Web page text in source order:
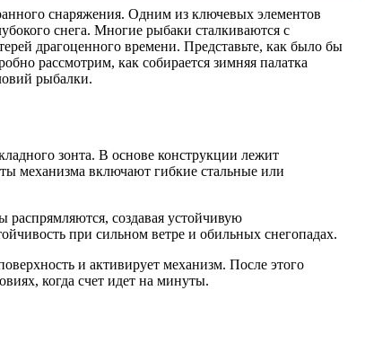
снаряжения. Одним из ключевых элементов
снега. Многие рыбаки сталкиваются с
драгоценного времени. Представьте, как было бы
рассмотрим, как собирается зимняя палатка
рыбалки.
зонта. В основе конструкции лежит
механизма включают гибкие стальные или
распрямляются, создавая устойчивую
при сильном ветре и обильных снегопадах.
и активирует механизм. После этого
когда счет идет на минуты.